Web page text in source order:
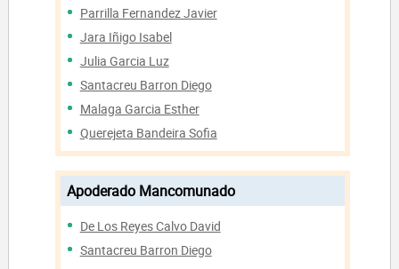
Parrilla Fernandez Javier
Jara Iñigo Isabel
Julia Garcia Luz
Santacreu Barron Diego
Malaga Garcia Esther
Querejeta Bandeira Sofia
Apoderado Mancomunado
De Los Reyes Calvo David
Santacreu Barron Diego